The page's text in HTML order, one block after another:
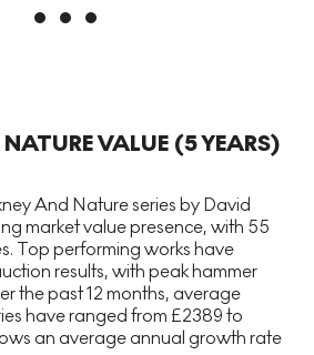
VALUE (5 YEARS)
And Nature series by David
market value presence, with 55
Top performing works have
results, with peak hammer
the past 12 months, average
have ranged from £2389 to
an average annual growth rate